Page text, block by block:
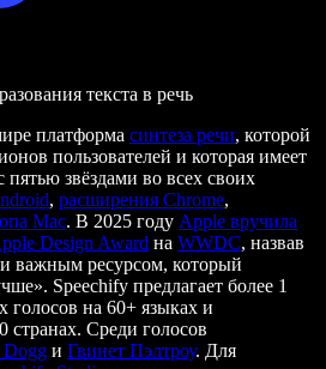
текста в речь
платформа синтеза речи, которой
пользователей и которая имеет
звёздами во всех своих
, расширения Chrome,
Mac. В 2025 году Apple вручила
Design Award на WWDC, назвав
важным ресурсом, который
Speechify предлагает более 1
голосов на 60+ языках и
странах. Среди голосов
Dogg и Гвинет Пэлтроу. Для